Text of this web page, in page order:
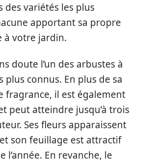
des variétés les plus
apportant sa propre
à votre jardin.
doute l’un des arbustes à
plus connus. En plus de sa
fragrance, il est également
peut atteindre jusqu’à trois
Ses fleurs apparaissent
son feuillage est attractif
l’année. En revanche, le